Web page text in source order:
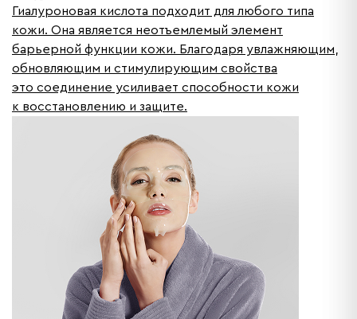
Гиалуроновая кислота подходит для любого типа
кожи. Она является неотъемлемый элемент
барьерной функции кожи. Благодаря увлажняющим,
обновляющим и стимулирующим свойства
это соединение усиливает способности кожи
к восстановлению и защите.